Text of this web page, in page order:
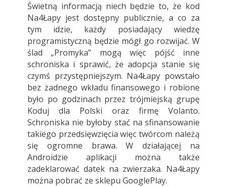
Świetną informacją niech będzie to, że kod
Na4Łapy jest dostępny publicznie, a co za
tym idzie, każdy posiadający wiedzę
programistyczną będzie mógł go rozwijać. W
ślad „Promyka” mogą więc pójść inne
schroniska i sprawić, że adopcja stanie się
czymś przystępniejszym. Na4Łapy powstało
bez żadnego wkładu finansowego i robione
było po godzinach przez trójmiejską grupę
Koduj dla Polski oraz firmę Volanto.
Schroniska nie byłoby stać na sfinansowanie
takiego przedsięwzięcia więc twórcom należą
się ogromne brawa. W działającej na
Androidzie aplikacji można także
zadeklarować datek na zwierzaka. Na4Łapy
można pobrać ze sklepu GooglePlay.